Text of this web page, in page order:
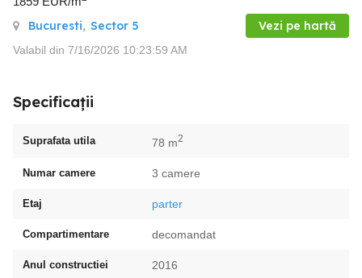
Bucuresti, Sector 5 Vezi pe hartă
Valabil din 7/16/2026 10:23:59 AM
Specificații
Suprafata utila 78 m2
Numar camere 3 camere
Etaj parter
Compartimentare decomandat
Anul constructiei 2016